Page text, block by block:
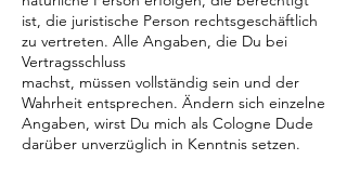
ist, die juristische Person rechtsgeschäftlich
zu vertreten. Alle Angaben, die Du bei
Vertragsschluss
machst, müssen vollständig sein und der
Wahrheit entsprechen. Ändern sich einzelne
Angaben, wirst Du mich als Cologne Dude
darüber unverzüglich in Kenntnis setzen.